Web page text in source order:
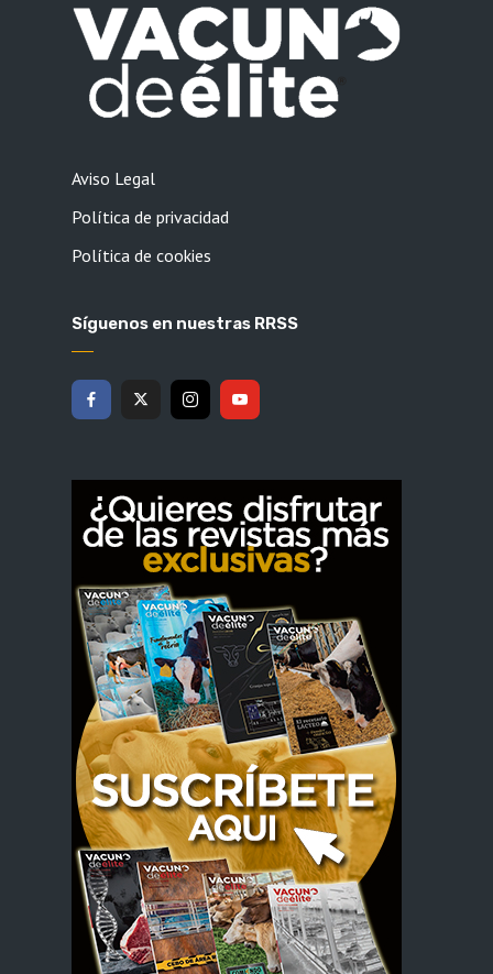
Aviso Legal
Política de privacidad
Política de cookies
Síguenos en nuestras RRSS